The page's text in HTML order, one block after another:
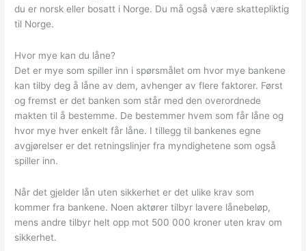
du er norsk eller bosatt i Norge. Du må også være skattepliktig
til Norge.
Hvor mye kan du låne?
Det er mye som spiller inn i spørsmålet om hvor mye bankene
kan tilby deg å låne av dem, avhenger av flere faktorer. Først
og fremst er det banken som står med den overordnede
makten til å bestemme. De bestemmer hvem som får låne og
hvor mye hver enkelt får låne. I tillegg til bankenes egne
avgjørelser er det retningslinjer fra myndighetene som også
spiller inn.
Når det gjelder lån uten sikkerhet er det ulike krav som
kommer fra bankene. Noen aktører tilbyr lavere lånebeløp,
mens andre tilbyr helt opp mot 500 000 kroner uten krav om
sikkerhet.